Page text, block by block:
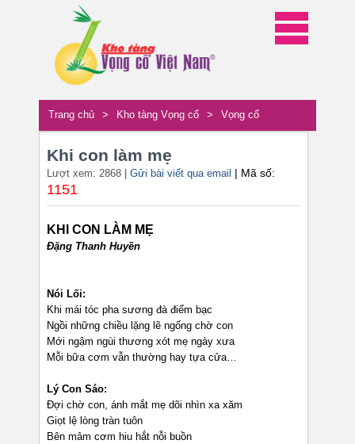
Trang chủ > Kho tàng Vọng cổ > Vọng cổ
Khi con làm mẹ
Lượt xem: 2868 | Gửi bài viết qua email | Mã số:
1151
KHI CON LÀM MẸ
Đặng Thanh Huyền
Nói Lối:
Khi mái tóc pha sương đà điểm bạc
Ngồi những chiều lặng lẽ ngống chờ con
Mới ngậm ngùi thương xót mẹ ngày xưa
Mỗi bữa cơm vẫn thường hay tựa cửa…
Lý Con Sáo:
Đợi chờ con, ánh mắt mẹ dõi nhìn xa xăm
Giọt lệ lòng tràn tuôn
Bên mâm cơm hiu hắt nỗi buồn